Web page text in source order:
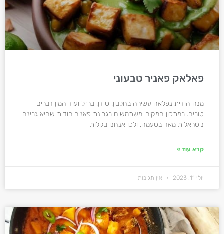
פאלאק פאניר טבעוני
מנה הודית נפלאה עשירה בחלבון, סידן, ברזל ועוד המון דברים
טובים. במתכון המקורי משתמשים בגבינת פאניר הודית שהיא גבינה
ניטראלית מאד בטעמה, ולכן אנחנו בקלות
קרא עוד »
יולי 11, 2023 אין תגובות